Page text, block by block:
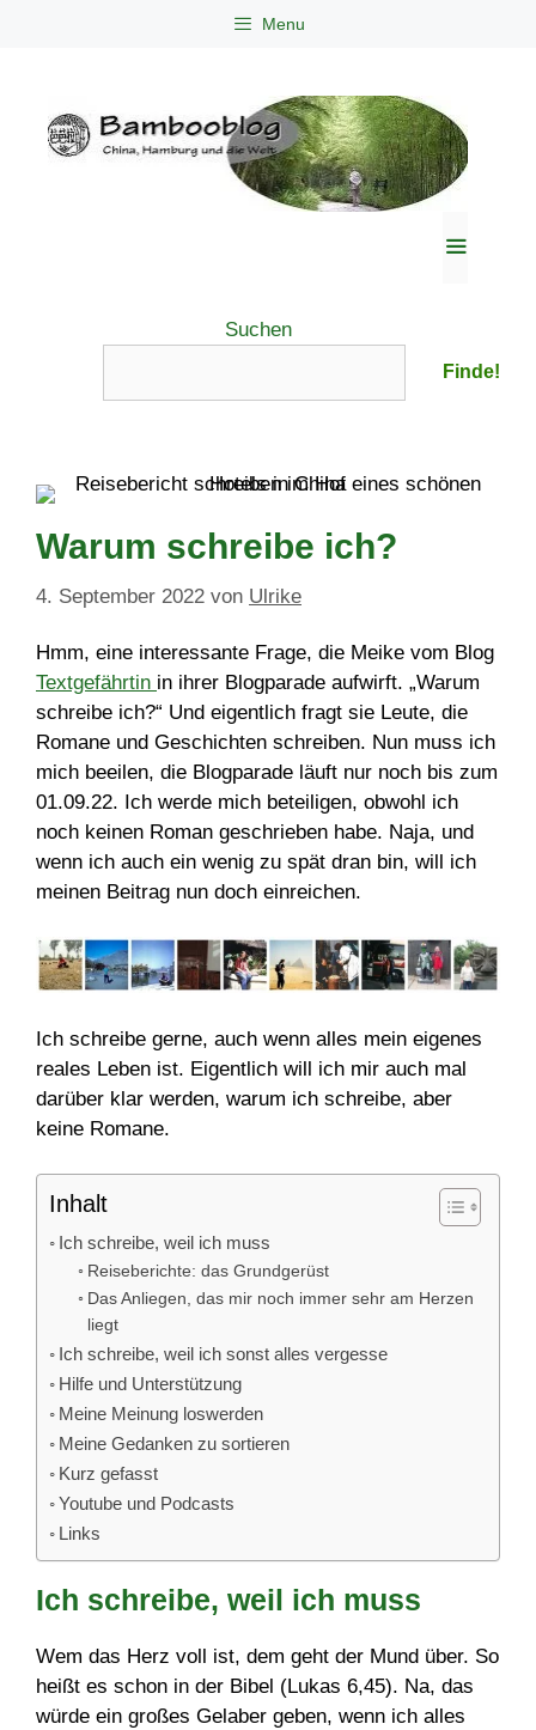
Menu
Suchen
Finde!
Warum schreibe ich?
4. September 2022 von Ulrike
Hmm, eine interessante Frage, die Meike vom Blog
Textgefährtin in ihrer Blogparade aufwirft. „Warum
schreibe ich?“ Und eigentlich fragt sie Leute, die
Romane und Geschichten schreiben. Nun muss ich
mich beeilen, die Blogparade läuft nur noch bis zum
01.09.22. Ich werde mich beteiligen, obwohl ich
noch keinen Roman geschrieben habe. Naja, und
wenn ich auch ein wenig zu spät dran bin, will ich
meinen Beitrag nun doch einreichen.
Ich schreibe gerne, auch wenn alles mein eigenes
reales Leben ist. Eigentlich will ich mir auch mal
darüber klar werden, warum ich schreibe, aber
keine Romane.
Inhalt
Ich schreibe, weil ich muss
Reiseberichte: das Grundgerüst
Das Anliegen, das mir noch immer sehr am Herzen
liegt
Ich schreibe, weil ich sonst alles vergesse
Hilfe und Unterstützung
Meine Meinung loswerden
Meine Gedanken zu sortieren
Kurz gefasst
Youtube und Podcasts
Links
Ich schreibe, weil ich muss
Wem das Herz voll ist, dem geht der Mund über. So
heißt es schon in der Bibel (Lukas 6,45). Na, das
würde ein großes Gelaber geben, wenn ich alles